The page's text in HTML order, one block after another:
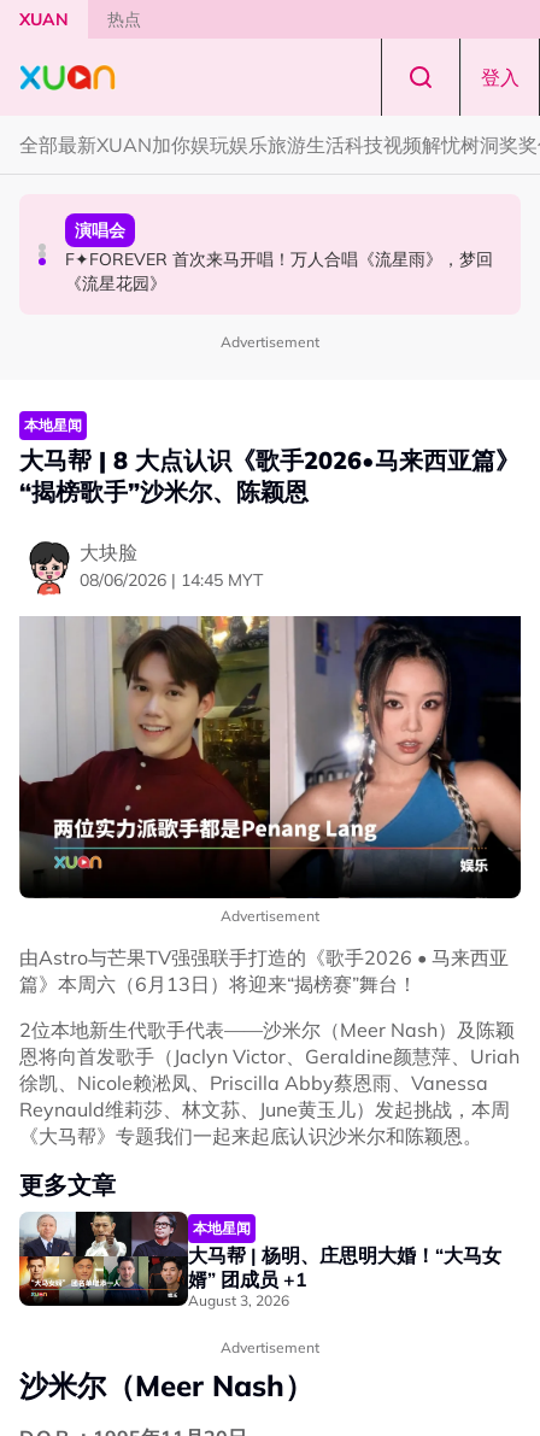
Skip to main content
XUAN 热点
登入
全部最新XUAN加你娱玩娱乐旅游生活科技视频解忧树洞奖
国际星闻
张员瑛频陷耍大牌争议！首度吐心声：真相终究会浮出水
面！
演唱会
F✦FOREVER 首次来马开唱！万人合唱《流星雨》，梦回
《流星花园》
国际星闻
CORTIS MARTIN一开口就沦陷！深情演绎JANNABI歌曲
获网友狂赞！
Advertisement
本地星闻
大马帮 | 8 大点认识《歌手2026•马来西亚篇》
“揭榜歌手”沙米尔、陈颖恩
大块脸
08/06/2026 | 14:45 MYT
Advertisement
由Astro与芒果TV强强联手打造的《歌手2026 • 马来西亚
篇》本周六（6月13日）将迎来“揭榜赛”舞台！
2位本地新生代歌手代表——沙米尔（Meer Nash）及陈颖
恩将向首发歌手（Jaclyn Victor、Geraldine颜慧萍、Uriah
徐凯、Nicole赖淞凤、Priscilla Abby蔡恩雨、Vanessa
Reynauld维莉莎、林文荪、June黄玉儿）发起挑战，本周
《大马帮》专题我们一起来起底认识沙米尔和陈颖恩。
更多文章
本地星闻
大马帮 | 杨明、庄思明大婚！“大马女
婿” 团成员 +1
August 3, 2026
Advertisement
沙米尔（Meer Nash）